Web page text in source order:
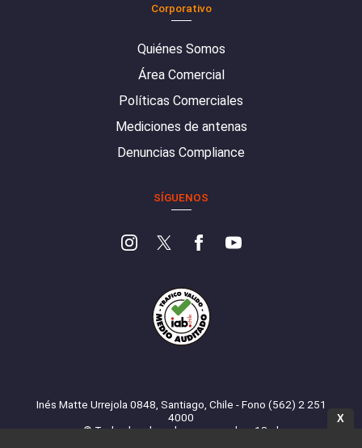
Corporativo
Quiénes Somos
Área Comercial
Políticas Comerciales
Mediciones de antenas
Denuncias Compliance
SÍGUENOS
Inés Matte Urrejola 0848, Santiago, Chile - Fono (562) 2 251
4000
© Todos los derechos reservados. 13.cl
X